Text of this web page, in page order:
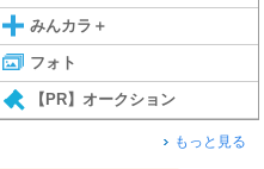
みんカラ＋
フォト
【PR】オークション
もっと見る